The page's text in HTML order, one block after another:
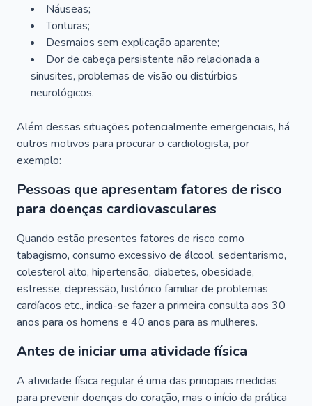
Náuseas;
Tonturas;
Desmaios sem explicação aparente;
Dor de cabeça persistente não relacionada a
sinusites, problemas de visão ou distúrbios
neurológicos.
Além dessas situações potencialmente emergenciais, há
outros motivos para procurar o cardiologista, por
exemplo:
Pessoas que apresentam fatores de risco
para doenças cardiovasculares
Quando estão presentes fatores de risco como
tabagismo, consumo excessivo de álcool, sedentarismo,
colesterol alto, hipertensão, diabetes, obesidade,
estresse, depressão, histórico familiar de problemas
cardíacos etc., indica-se fazer a primeira consulta aos 30
anos para os homens e 40 anos para as mulheres.
Antes de iniciar uma atividade física
A atividade física regular é uma das principais medidas
para prevenir doenças do coração, mas o início da prática